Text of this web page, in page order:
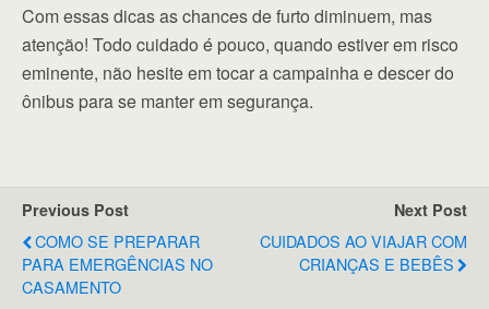
Com essas dicas as chances de furto diminuem, mas
atenção! Todo cuidado é pouco, quando estiver em risco
eminente, não hesite em tocar a campainha e descer do
ônibus para se manter em segurança.
Previous Post
COMO SE PREPARAR
PARA EMERGÊNCIAS NO
CASAMENTO
Next Post
CUIDADOS AO VIAJAR COM
CRIANÇAS E BEBÊS